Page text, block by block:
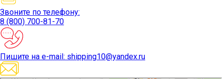
Звоните по телефону:
8 (800) 700-81-70
Пишите на e-mail: shipping10@yandex.ru